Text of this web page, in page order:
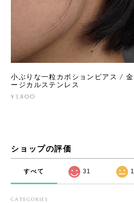
小ぶりな一粒カボションピアス /
ージカルステンレス
¥3,800
ショップの評価
すべて 31 1
CATEGORIES